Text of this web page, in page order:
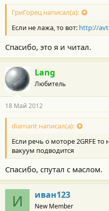
ГриГорец написал(а):
Если не лажа, то вот: http://
Спасибо, это я и читал.
Lang
Любитель
18 Май 2012
diamant написал(а):
Если речь о моторе 2GRFE
вакуум подводится
Спасибо, спутал с маслом.
И иван123
New Member